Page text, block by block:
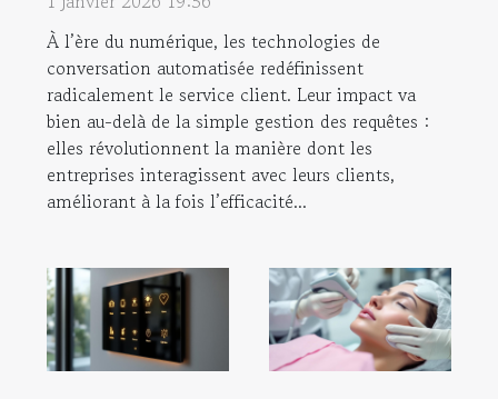
client ?
À l’ère du numérique, les technologies de
conversation automatisée redéfinissent
radicalement le service client. Leur impact va
bien au-delà de la simple gestion des requêtes :
elles révolutionnent la manière dont les
entreprises interagissent avec leurs clients,
améliorant à la fois l’efficacité...